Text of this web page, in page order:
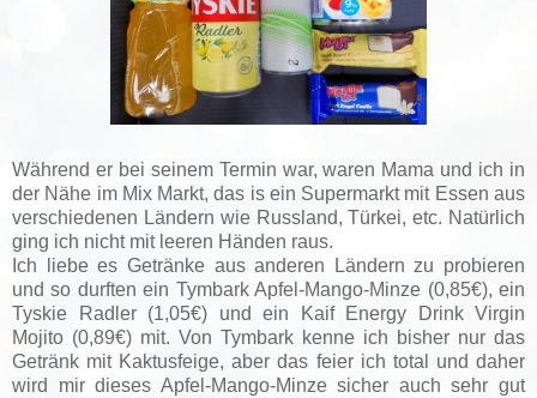
Während er bei seinem Termin war, waren Mama und ich in
der Nähe im Mix Markt, das is ein Supermarkt mit Essen aus
verschiedenen Ländern wie Russland, Türkei, etc. Natürlich
ging ich nicht mit leeren Händen raus.
Ich liebe es Getränke aus anderen Ländern zu probieren
und so durften ein Tymbark Apfel-Mango-Minze (0,85€), ein
Tyskie Radler (1,05€) und ein Kaif Energy Drink Virgin
Mojito (0,89€) mit. Von Tymbark kenne ich bisher nur das
Getränk mit Kaktusfeige, aber das feier ich total und daher
wird mir dieses Apfel-Mango-Minze sicher auch sehr gut